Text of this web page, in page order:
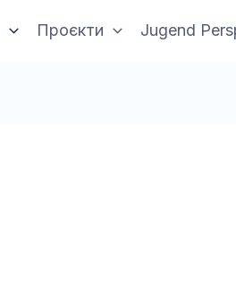
Проєкти Jugend